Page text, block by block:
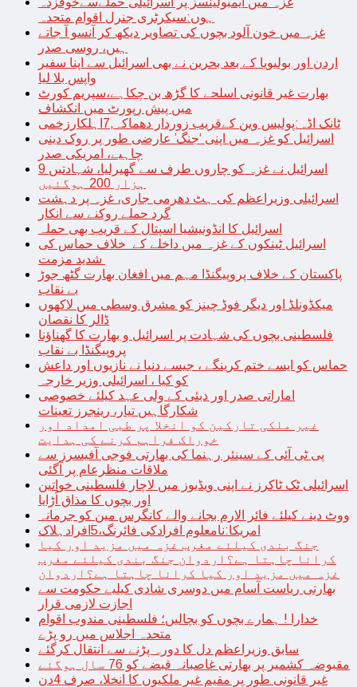
ہوں:سیکرٹری جنرل اقوام متحدہ
غزہ میں خون آلود بچوں کی تصاویر دیکھ کر آنسو آ جاتے
ہیں، روسی صدر
اردن اور بولیویا کے بعد بحرین نے بھی اسرائیل سے اپنا سفیر
واپس بلا لیا
بھارت غیر قانونی اسلحے کا گڑھ بن چکاہے،سپریم کورٹ
میں پیش رپورٹ میں انکشاف
ٹانک اڈہ:پولیس وین کےقریب زوردار دھماکہ,7اہلکارزخمی
اسرائیل کو غزہ میں اپنی ‘جنگ’ عارضی طور پر روک دینی
چاہیے، امریکی صدر
اسرائیل نے غزہ کو چاروں طرف سے گھیرلیا، شہادتیں 9
ہزار 200 ہوگئیں
اسرائیلی وزیراعظم کی ہٹ دھرمی جاری، غزہ پر دہشت
گرد حملے روکنے سے انکار
اسرائیل کا انڈونیشیا اسپتال کے قریب بھی حملہ
اسرائیل ٹینکوں کے غزہ میں داخلے کے خلاف حماس کی
پاکستان کے خلاف پروپیگنڈا مہم میں افغان بھارت گٹھ جوڑ
بے نقاب
میکڈونلڈ اور دیگر فوڈ چینز کو مشرق وسطی میں لاکھوں
ڈالر کا نقصان
فلسطینی بچوں کی شہادت پر اسرائیل و بھارت کا گھناؤنا
پروپیگنڈا بے نقاب
حماس کو ایسے ختم کرینگے ، جیسے دنیا نے نازیوں اور داعش
کو کیا ، اسرائیلی وزیر خارجہ
اماراتی صدر اور دبئی کے ولی عہد کیلئے خصوصی
شکارگاہیں تیار، رینجرز تعینات
غیر ملکی تارکین کو انخلا پر طبی امداد اور
خوراک فراہم کرنے کی ہدایت
پی ٹی آئی کے سینئر رہنما کی بھارتی فوجی آفیسرز سے
ملاقات منظرعام پر آگئی
اسرائیلی ٹک ٹاکرز نے اپنی ویڈیوز میں لاچار فلسطینی خواتین
اور بچوں کا مذاق اُڑایا
ووٹ دینے کیلئے فائر الارم بجانے والے کانگرس مین کو جرمانہ
امریکا:نامعلوم افرادکی فائرنگ،5افرادہلاک
جنگ بندی کیلئے مغرب غزہ میں مزید اور کیا
کرانا چاہتا ہے؟اردوان جنگ بندی کیلئے مغرب
غزہ میں مزید اور کیا کرانا چاہتا ہے؟اردوان
بھارتی ریاست آسام میں دوسری شادی کیلیے حکومت سے
اجازت لازمی قرار
خدارا ! ہمارے بچوں کو بچالیں؛ فلسطینی مندوب اقوام
متحدہ اجلاس میں رو پڑے
سابق وزیراعظم دل کا دورہ پڑنے سے انتقال کرگئے
مقبوضہ کشمیر پر بھارتی غاصبانہ قبضے کو 76 سال ہوگئے
غیر قانونی طور پر مقیم غیر ملکیوں کا انخلا، صرف 4دن